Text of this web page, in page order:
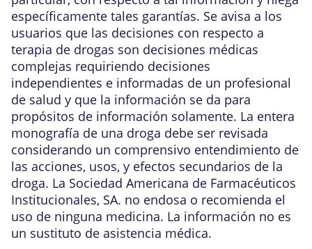
específicamente tales garantías. Se avisa a los
usuarios que las decisiones con respecto a
terapia de drogas son decisiones médicas
complejas requiriendo decisiones
independientes e informadas de un profesional
de salud y que la información se da para
propósitos de información solamente. La entera
monografía de una droga debe ser revisada
considerando un comprensivo entendimiento de
las acciones, usos, y efectos secundarios de la
droga. La Sociedad Americana de Farmacéuticos
Institucionales, SA. no endosa o recomienda el
uso de ninguna medicina. La información no es
un sustituto de asistencia médica.